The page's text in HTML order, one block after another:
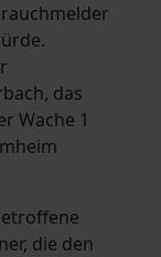
das
Wache 1
die den